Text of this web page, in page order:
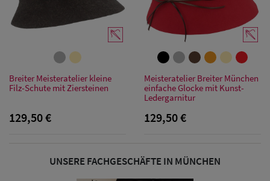
Sonnenschilder
Damen
Snapback Caps
Großgrößen
Breiter Meisteratelier kleine
Filz-Schute mit Ziersteinen
129,50 €
Meisteratelier Breiter München
einfache Glocke mit Kunst-
Ledergarnitur
129,50 €
UNSERE FACHGESCHÄFTE IN MÜNCHEN